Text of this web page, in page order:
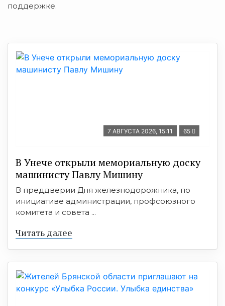
поддержке.
7 АВГУСТА 2026, 15:11 65
В Унече открыли мемориальную доску
машинисту Павлу Мишину
В преддверии Дня железнодорожника, по
инициативе администрации, профсоюзного
комитета и совета ...
Читать далее